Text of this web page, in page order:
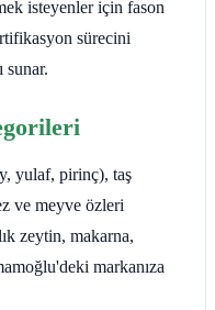
isteyenler için fason
sürecini
sunar.
yulaf, pirinç), taş
ve meyve özleri
zeytin, makarna,
markanıza